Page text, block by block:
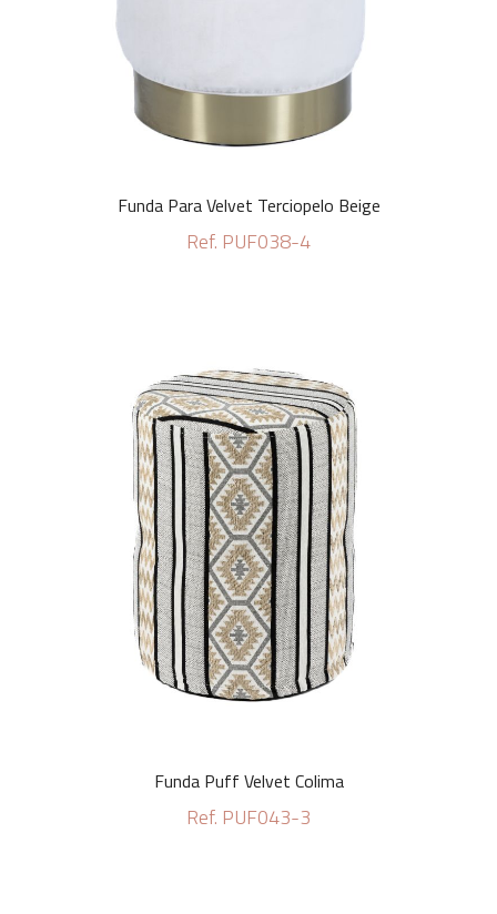
Funda Para Velvet Terciopelo Beige
Ref. PUF038-4
Funda Puff Velvet Colima
Ref. PUF043-3